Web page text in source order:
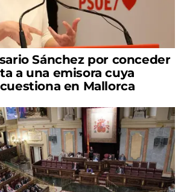
Sánchez por conceder
a una emisora cuya
en Mallorca